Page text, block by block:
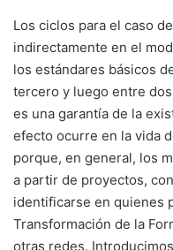
Los ciclos para el caso
indirectamente en el
los estándares básicos
tercero y luego entre
es una garantía de la
efecto ocurre en la vida
porque, en general, los
a partir de proyectos,
identificarse en quienes
Transformación de la
otras redes.